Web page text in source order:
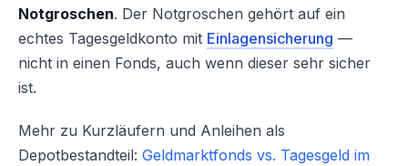
Notgroschen. Der Notgroschen gehört auf ein
echtes Tagesgeldkonto mit Einlagensicherung —
nicht in einen Fonds, auch wenn dieser sehr sicher
ist.
Mehr zu Kurzläufern und Anleihen als
Depotbestandteil: Geldmarktfonds vs. Tagesgeld im